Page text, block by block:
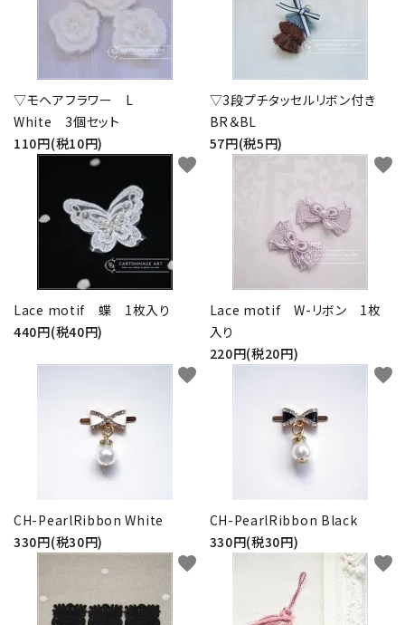
▽モヘアフラワー L
White 3個セット
110円(税10円)
▽3段プチタッセルリボン付き
BR＆BL
57円(税5円)
Lace motif 蝶 1枚入り
440円(税40円)
favorite
Lace motif W-リボン 1枚
入り
220円(税20円)
favorite
CH-PearlRibbon White
330円(税30円)
favorite
CH-PearlRibbon Black
330円(税30円)
favorite
favorite favorite